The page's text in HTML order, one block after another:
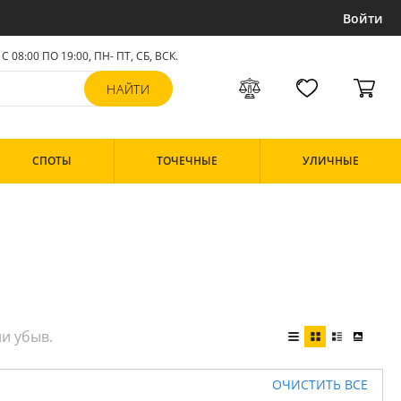
Войти
С 08:00 ПО 19:00, ПН- ПТ, СБ, ВСК.
СПОТЫ ТОЧЕЧНЫЕ УЛИЧНЫЕ
ОЧИСТИТЬ ВСЕ